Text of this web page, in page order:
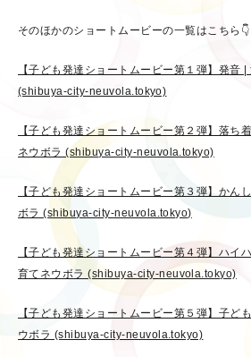
そのほかのショートムービーの一覧はこちら👇
【子ども発達ショートムービー第１弾】発音
(shibuya-city-neuvola.tokyo)
【子ども発達ショートムービー第２弾】落ち
ネウボラ (shibuya-city-neuvola.tokyo)
【子ども発達ショートムービー第３弾】かん
ボラ (shibuya-city-neuvola.tokyo)
【子ども発達ショートムービー第４弾】ハイ
育てネウボラ (shibuya-city-neuvola.tokyo)
【子ども発達ショートムービー第５弾】子ど
ウボラ (shibuya-city-neuvola.tokyo)